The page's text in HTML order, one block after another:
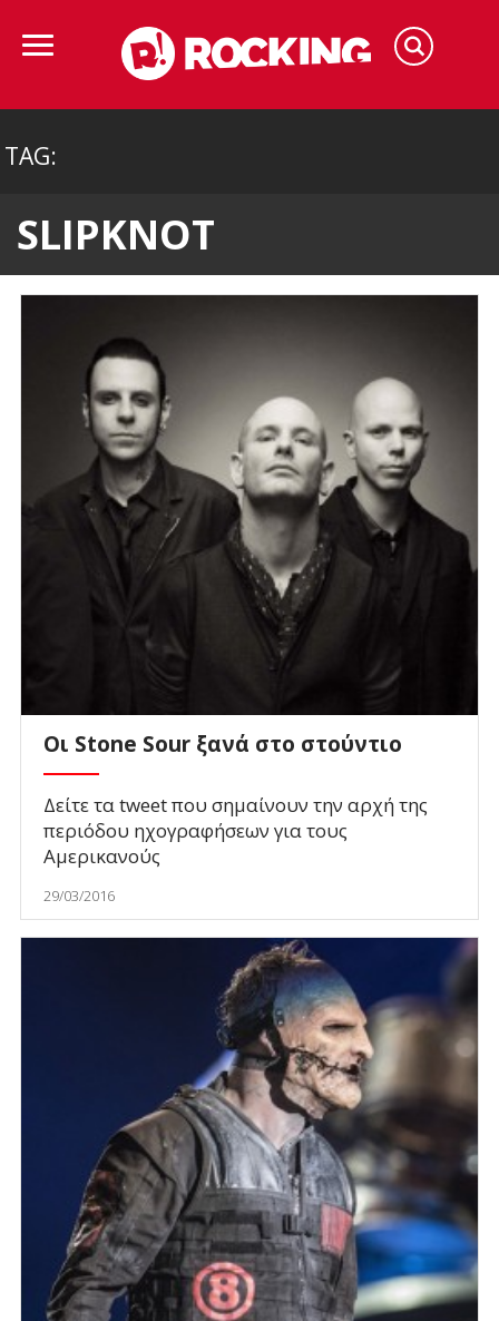
TAG:
SLIPKNOT
Οι Stone Sour ξανά στο στούντιο
Δείτε τα tweet που σημαίνουν την αρχή της
περιόδου ηχογραφήσεων για τους
Αμερικανούς
29/03/2016